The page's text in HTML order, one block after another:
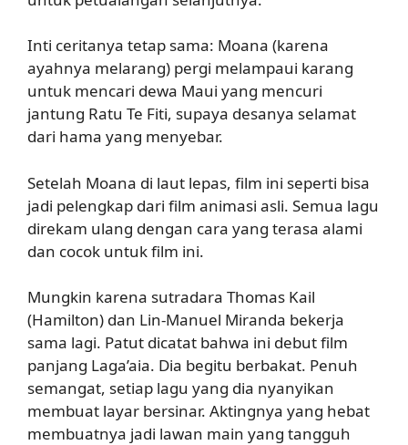
Inti ceritanya tetap sama: Moana (karena
ayahnya melarang) pergi melampaui karang
untuk mencari dewa Maui yang mencuri
jantung Ratu Te Fiti, supaya desanya selamat
dari hama yang menyebar.
Setelah Moana di laut lepas, film ini seperti bisa
jadi pelengkap dari film animasi asli. Semua lagu
direkam ulang dengan cara yang terasa alami
dan cocok untuk film ini.
Mungkin karena sutradara Thomas Kail
(Hamilton) dan Lin-Manuel Miranda bekerja
sama lagi. Patut dicatat bahwa ini debut film
panjang Laga’aia. Dia begitu berbakat. Penuh
semangat, setiap lagu yang dia nyanyikan
membuat layar bersinar. Aktingnya yang hebat
membuatnya jadi lawan main yang tangguh